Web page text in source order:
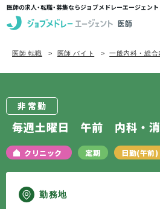
医師の求人・転職・募集ならジョブメドレーエージェン
求人を探す
定期非常勤の求人
特集から探す
エージェントサービス
医師 転職 医師 バイト 一般内科・総合
非常勤
毎週土曜日 午前 内科・
クリニック 定期 日勤(午前)
勤務地